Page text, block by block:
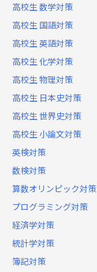
高校生 数学対策
高校生 国語対策
高校生 英語対策
高校生 化学対策
高校生 物理対策
高校生 日本史対策
高校生 世界史対策
高校生 小論文対策
英検対策
数検対策
算数オリンピック対策
プログラミング対策
経済学対策
統計学対策
簿記対策